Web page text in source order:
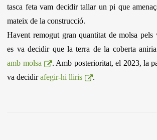
tasca feta vam decidir tallar un pi que
mateix de la construcció.
Havent remogut gran quantitat de molsa pels
es va decidir que la terra de la coberta
amb molsa
. Amb posterioritat, el 2023, la
va decidirafegir-hi lliris .